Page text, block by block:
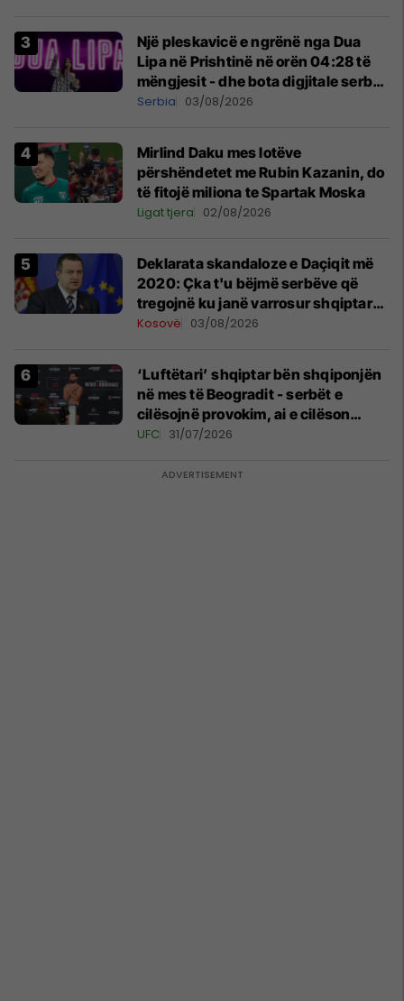
Një pleskavicë e ngrënë nga Dua
Lipa në Prishtinë në orën 04:28 të
mëngjesit - dhe bota digjitale serbe
shpall gjendjen e luftës
Serbia 03/08/2026
Mirlind Daku mes lotëve
përshëndetet me Rubin Kazanin, do
të fitojë miliona te Spartak Moska
Ligat tjera 02/08/2026
​Deklarata skandaloze e Daçiqit më
2020: Çka t'u bëjmë serbëve që
tregojnë ku janë varrosur shqiptarët
në Serbi
Kosovë 03/08/2026
‘Luftëtari’ shqiptar bën shqiponjën
në mes të Beogradit - serbët e
cilësojnë provokim, ai e cilëson
simbol të identitetit
UFC 31/07/2026